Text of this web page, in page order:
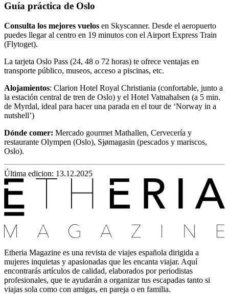
Guía práctica de Oslo
Consulta los mejores vuelos en Skyscanner. Desde el aeropuerto
puedes llegar al centro en 19 minutos con el Airport Express Train
(Flytoget).
La tarjeta Oslo Pass (24, 48 o 72 horas) te ofrece ventajas en
transporte público, museos, acceso a piscinas, etc.
Alojamientos: Clarion Hotel Royal Christiania (confortable, junto a
la estación central de tren de Oslo) y el Hotel Vatnahalsen (a 5 min.
de Myrdal, ideal para hacer una parada en el tour de ‘Norway in a
nutshell’)
Dónde comer: Mercado gourmet Mathallen, Cervecería y
restaurante Olympen (Oslo), Sjømagasin (pescados y mariscos,
Oslo).
Última edicion: 13.12.2025
Etheria Magazine es una revista de viajes española dirigida a
mujeres inquietas y apasionadas que les encanta viajar. Aquí
encontrarás artículos de calidad, elaborados por periodistas
profesionales, que te ayudarán a organizar tus escapadas tanto si
viajas sola como con amigas, en pareja o en familia.